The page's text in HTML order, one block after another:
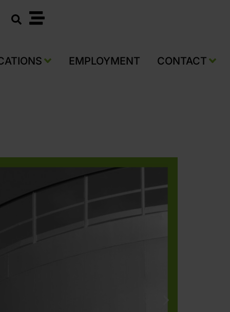
EMPLOYMENT CONTACT